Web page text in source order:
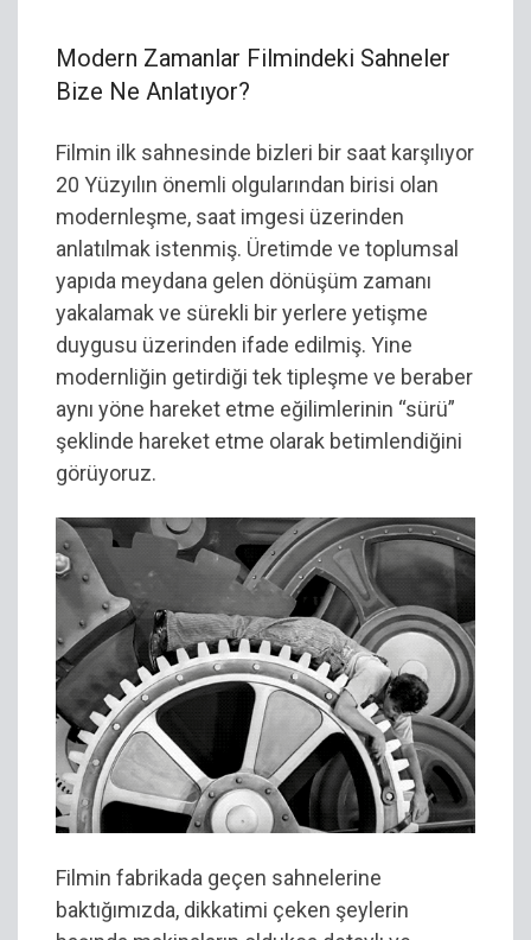
Modern Zamanlar Filmindeki Sahneler
Bize Ne Anlatıyor?
Filmin ilk sahnesinde bizleri bir saat karşılıyor
20 Yüzyılın önemli olgularından birisi olan
modernleşme, saat imgesi üzerinden
anlatılmak istenmiş. Üretimde ve toplumsal
yapıda meydana gelen dönüşüm zamanı
yakalamak ve sürekli bir yerlere yetişme
duygusu üzerinden ifade edilmiş. Yine
modernliğin getirdiği tek tipleşme ve beraber
aynı yöne hareket etme eğilimlerinin “sürü”
şeklinde hareket etme olarak betimlendiğini
görüyoruz.
Filmin fabrikada geçen sahnelerine
baktığımızda, dikkatimi çeken şeylerin